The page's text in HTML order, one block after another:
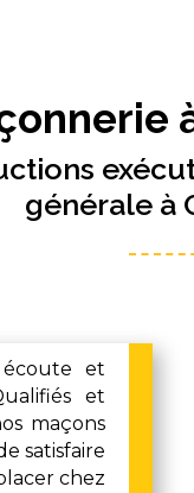
générale à
écoute et
et
maçons
satisfaire
chez